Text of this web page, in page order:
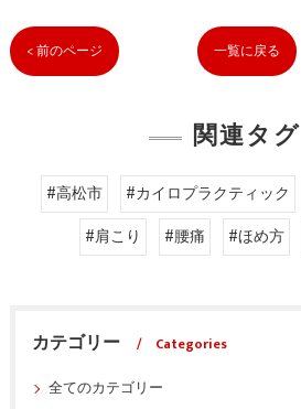
< 前のページ 一覧に戻る
関連タグ
#高松市 #カイロプラクティック
#肩こり
#腰痛 #ほめ方
カテゴリー
Categories
全てのカテゴリー